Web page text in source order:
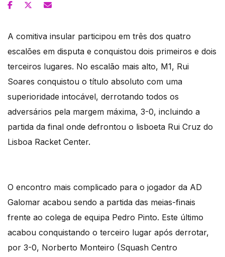
A comitiva insular participou em três dos quatro
escalões em disputa e conquistou dois primeiros e dois
terceiros lugares. No escalão mais alto, M1, Rui
Soares conquistou o título absoluto com uma
superioridade intocável, derrotando todos os
adversários pela margem máxima, 3-0, incluindo a
partida da final onde defrontou o lisboeta Rui Cruz do
Lisboa Racket Center.
O encontro mais complicado para o jogador da AD
Galomar acabou sendo a partida das meias-finais
frente ao colega de equipa Pedro Pinto. Este último
acabou conquistando o terceiro lugar após derrotar,
por 3-0, Norberto Monteiro (Squash Centro